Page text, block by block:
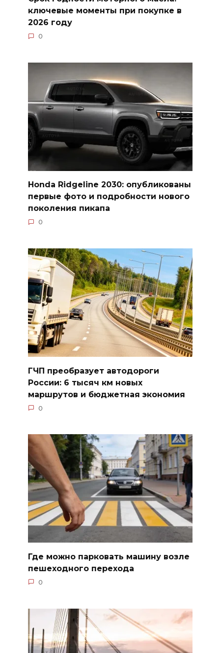
ключевые моменты при покупке в
2026 году
0
Honda Ridgeline 2030: опубликованы
первые фото и подробности нового
поколения пикапа
0
ГЧП преобразует автодороги
России: 6 тысяч км новых
маршрутов и бюджетная экономия
0
Где можно парковать машину возле
пешеходного перехода
0